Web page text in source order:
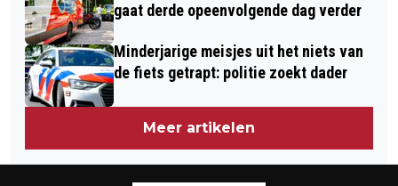
gaat derde opeenvolgende dag verder
Minderjarige meisjes uit het niets van
de fiets getrapt: politie zoekt dader
Meer artikelen